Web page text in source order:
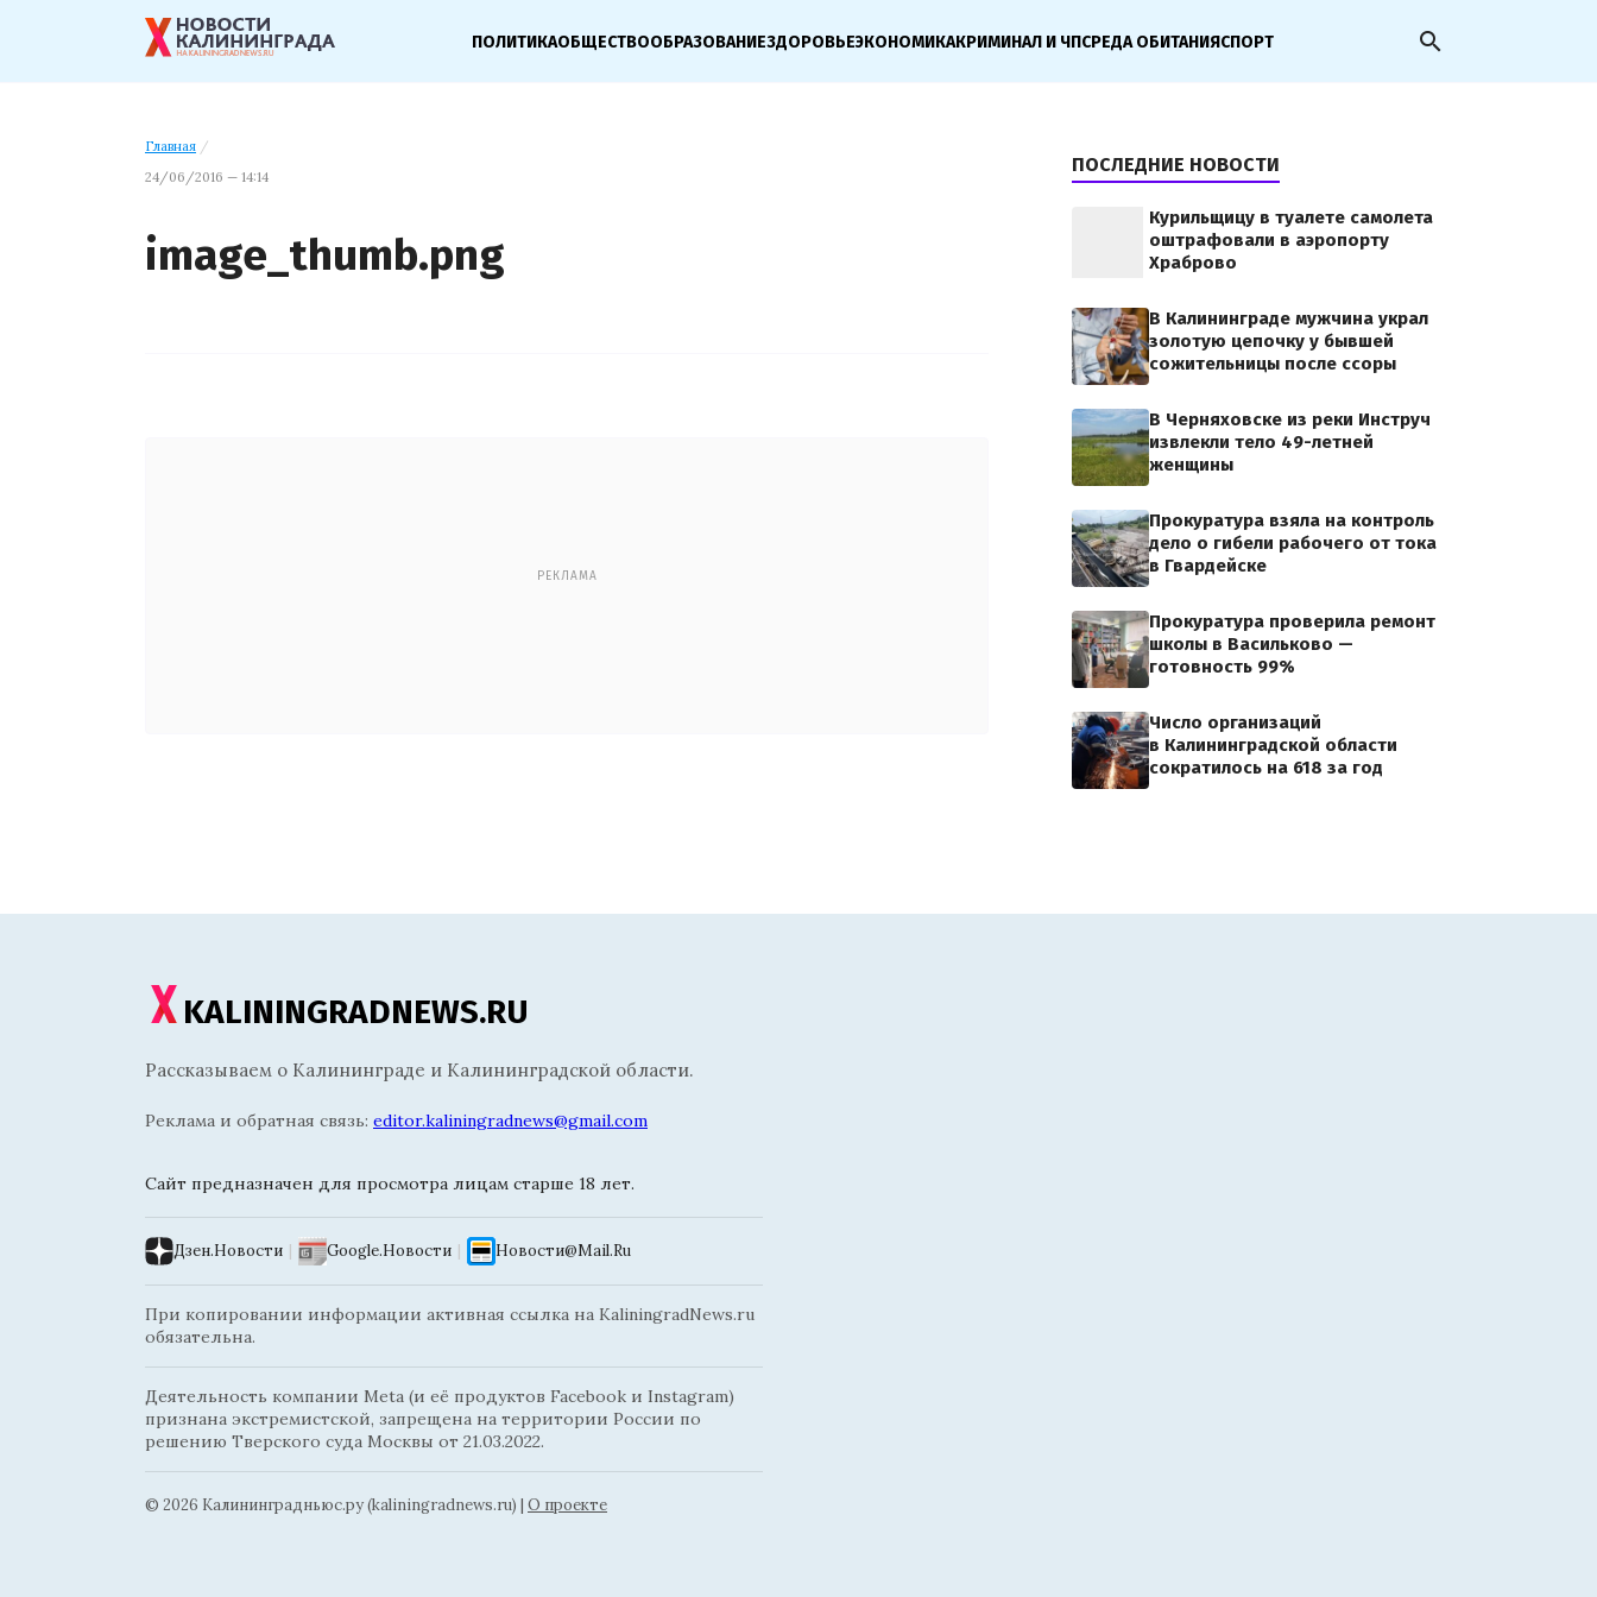
ПОЛИТИКАОБЩЕСТВООБРАЗОВАНИЕЗДОРОВЬЕЭКОНОМИКАКРИМИНАЛ И ЧПСРЕДА ОБИТАНИЯСПОРТ search
Главная /
24/06/2016 — 14:14
image_thumb.png
РЕКЛАМА
ПОСЛЕДНИЕ НОВОСТИ
Курильщицу в туалете самолета
оштрафовали в аэропорту
Храброво
В Калининграде мужчина украл
золотую цепочку у бывшей
сожительницы после ссоры
В Черняховске из реки Инструч
извлекли тело 49-летней
женщины
Прокуратура взяла на контроль
дело о гибели рабочего от тока
в Гвардейске
Прокуратура проверила ремонт
школы в Васильково —
готовность 99%
Число организаций
в Калининградской области
сократилось на 618 за год
KALININGRADNEWS.RU
Рассказываем о Калининграде и Калининградской области.
Реклама и обратная связь: editor.kaliningradnews@gmail.com
Сайт предназначен для просмотра лицам старше 18 лет.
Дзен.Новости | Google.Новости | Новости@Mail.Ru
При копировании информации активная ссылка на KaliningradNews.ru
обязательна.
Деятельность компании Meta (и её продуктов Facebook и Instagram)
признана экстремистской, запрещена на территории России по
решению Тверского суда Москвы от 21.03.2022.
© 2026 Калининградньюc.ру (kaliningradnews.ru) | О проекте